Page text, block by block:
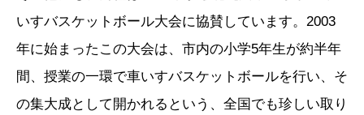
いすバスケットボール大会に協賛しています。2003
年に始まったこの大会は、市内の小学5年生が約半年
間、授業の一環で車いすバスケットボールを行い、そ
の集大成として開かれるという、全国でも珍しい取り